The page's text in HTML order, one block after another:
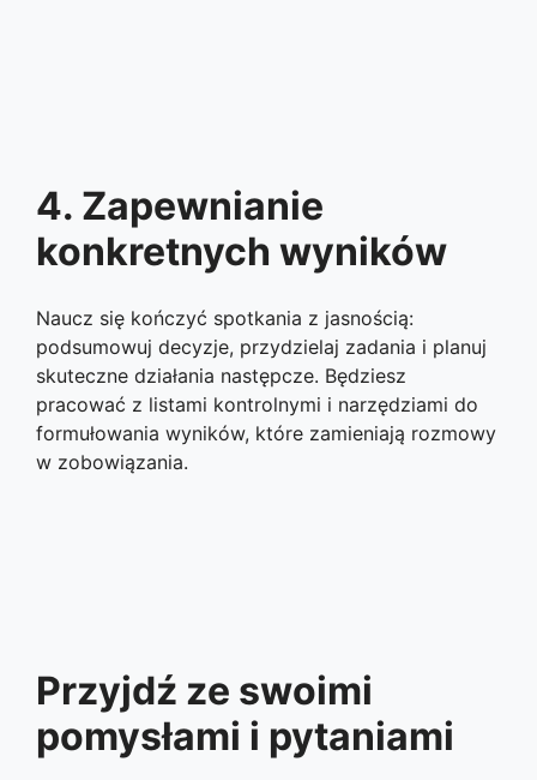
4. Zapewnianie
konkretnych wyników
Naucz się kończyć spotkania z jasnością:
podsumowuj decyzje, przydzielaj zadania i planuj
skuteczne działania następcze. Będziesz
pracować z listami kontrolnymi i narzędziami do
formułowania wyników, które zamieniają rozmowy
w zobowiązania.
Przyjdź ze swoimi
pomysłami i pytaniami